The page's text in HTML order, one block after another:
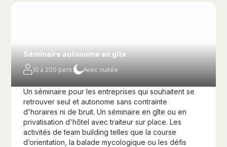
Séminaire autonome en gîte
10 à 200 pers. Avec nuitée
Un séminaire pour les entreprises qui souhaitent se
retrouver seul et autonome sans contrainte
d'horaires ni de bruit. Un séminaire en gîte ou en
privatisation d'hôtel avec traiteur sur place. Les
activités de team building telles que la course
d’orientation, la balade mycologique ou les défis